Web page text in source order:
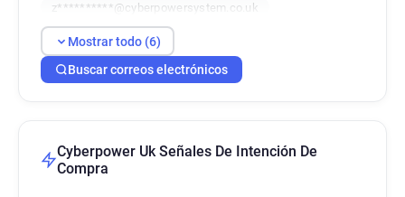
z**********@cyberpowersystem.co.uk
m**********@cyberpowersystem.co.uk
h***********@cyberpowersystem.co.uk
Mostrar todo (6)
Buscar correos electrónicos
Cyberpower Uk Señales De Intención De
Compra